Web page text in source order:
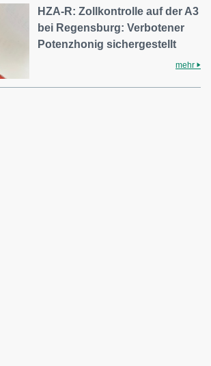
HZA-R: Zollkontrolle auf der A3
bei Regensburg: Verbotener
Potenzhonig sichergestellt
mehr